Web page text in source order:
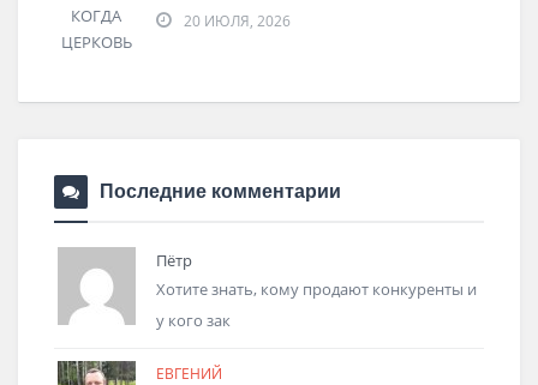
20 ИЮЛЯ, 2026
Последние комментарии
Пётр
Хотите знать, кому продают конкуренты и
у кого зак
ЕВГЕНИЙ